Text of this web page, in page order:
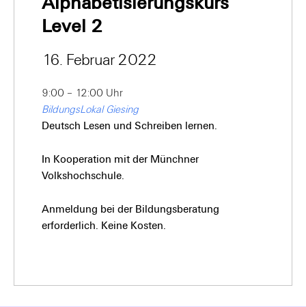
Level 2
16. Februar 2022
9:00 – 12:00 Uhr
BildungsLokal Giesing
Deutsch Lesen und Schreiben lernen.
In Kooperation mit der Münchner
Volkshochschule.
Anmeldung bei der Bildungsberatung
erforderlich. Keine Kosten.